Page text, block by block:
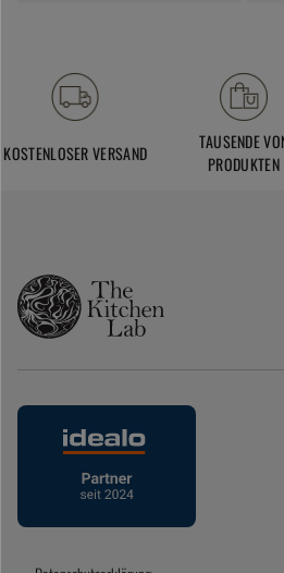
KOSTENLOSER VERSAND
TAUSENDE
PRODUKTEN